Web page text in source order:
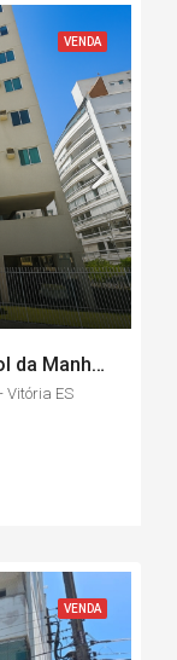
VENDA
Apto 2 quartos (Suíte), 64m2 – Sol da Manhã, Bairro Jardim Camburi/Vitória-ES
Vitória ES
VENDA